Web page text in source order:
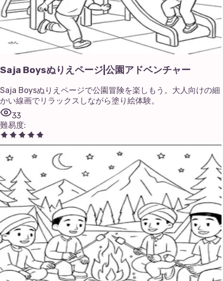
Saja Boysぬりえページ|公園アドベンチャー
Saja Boysぬりえページで公園冒険を楽しもう。大人向けの細
かい線画でリラックスしながら塗り絵体験。
33
難易度: